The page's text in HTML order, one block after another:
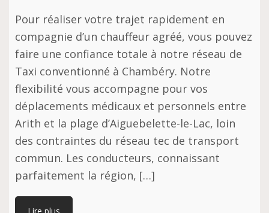
Pour réaliser votre trajet rapidement en
compagnie d’un chauffeur agréé, vous pouvez
faire une confiance totale à notre réseau de
Taxi conventionné à Chambéry. Notre
flexibilité vous accompagne pour vos
déplacements médicaux et personnels entre
Arith et la plage d’Aiguebelette-le-Lac, loin
des contraintes du réseau tec de transport
commun. Les conducteurs, connaissant
parfaitement la région, […]
Lire plus